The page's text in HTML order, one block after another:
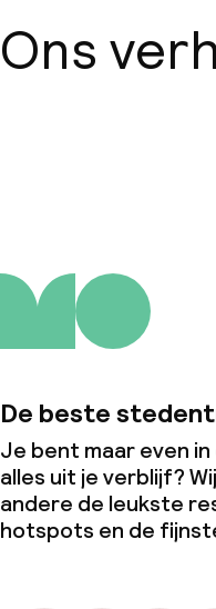
Ons
De beste
Je bent maar even
alles uit je verblijf?
andere de leukste
hotspots en de